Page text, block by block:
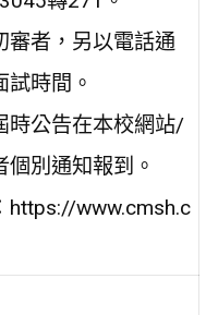
審者，另以電話通
時間。
時公告在本校網站/
別通知報到。
https://www.cmsh.c